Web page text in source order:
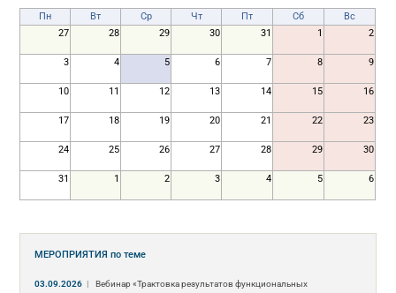
Пн Вт Ср Чт Пт Сб
Вс
27
28 29 30 31 1 2
3 4 5 6 7 8 9
10 11 12 13 14 15 16
17 18 19 20 21 22 23
24 25 26 27 28 29 30
31 1 2 3 4 5 6
МЕРОПРИЯТИЯпо теме
03.09.2026 |
Вебинар «Трактовка результатов функциональных